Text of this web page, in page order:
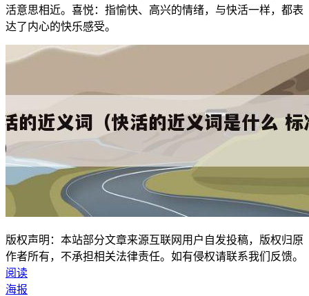
活意思相近。喜悦：指愉快、高兴的情绪，与快活一样，都表
达了内心的快乐感受。
版权声明：本站部分文章来源互联网用户自发投稿，版权归原
作者所有，不承担相关法律责任。如有侵权请联系我们反馈。
阅读
海报